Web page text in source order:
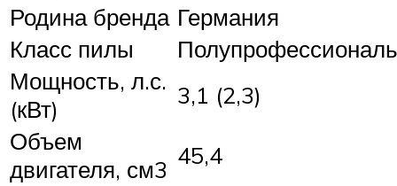
Родина бренда Германия
Класс пилы
Мощность, л.с.
(кВт)
3,1 (2,3)
Объем
двигателя, см3 45,4